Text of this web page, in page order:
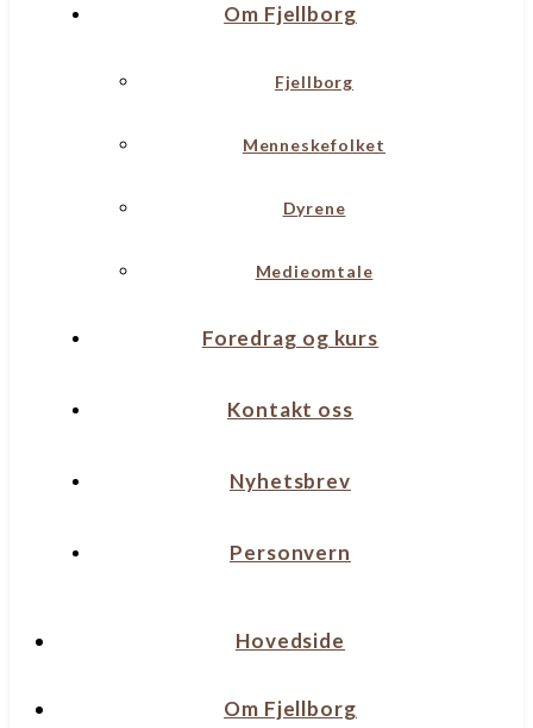
Om Fjellborg
Fjellborg
Menneskefolket
Dyrene
Medieomtale
Foredrag og kurs
Kontakt oss
Nyhetsbrev
Personvern
Hovedside
Om Fjellborg